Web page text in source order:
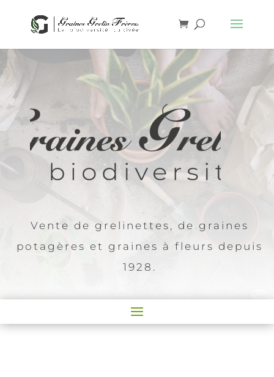
Vente de grelinettes, de graines
potagères et graines à fleurs depuis
1928.